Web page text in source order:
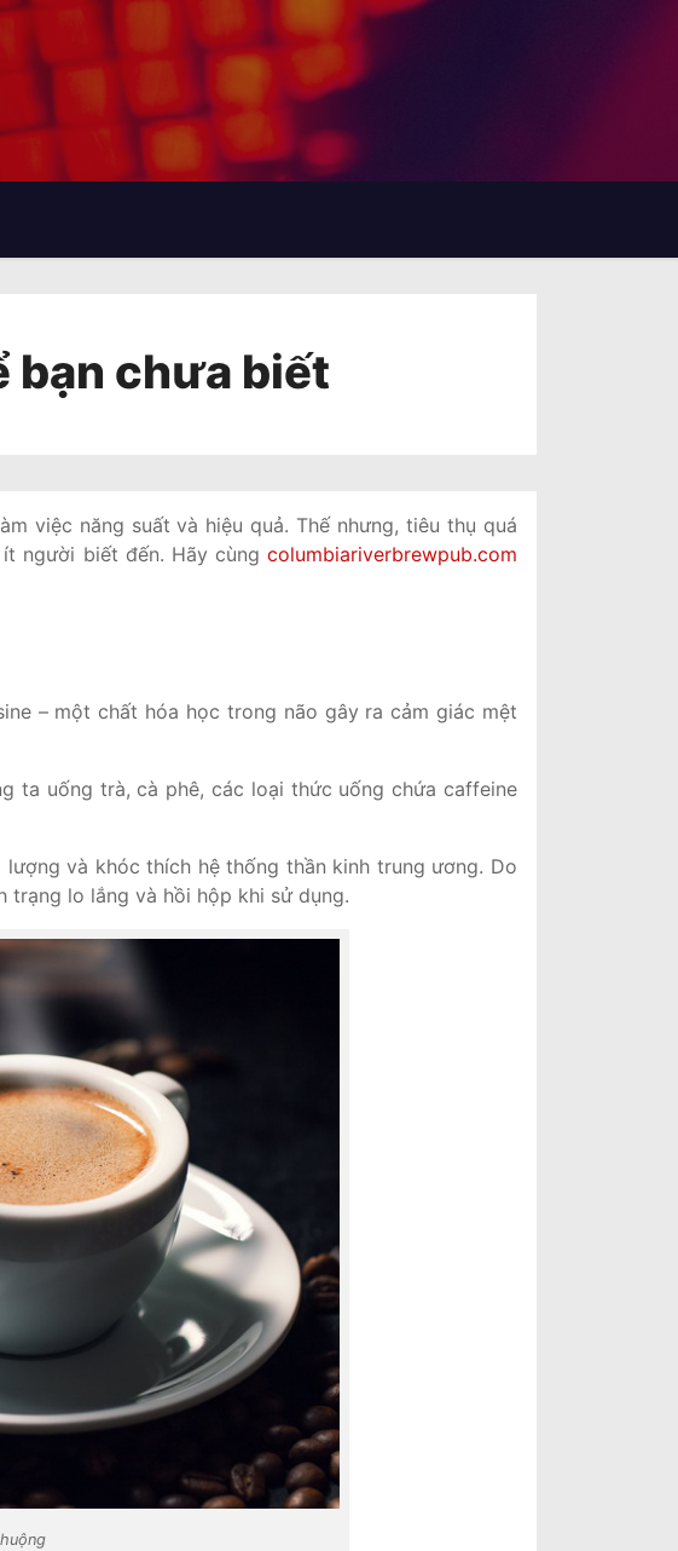
bạn chưa biết
việc năng suất và hiệu quả. Thế nhưng, tiêu thụ quá
người biết đến. Hãy cùng columbiariverbrewpub.com
– một chất hóa học trong não gây ra cảm giác mệt
ta uống trà, cà phê, các loại thức uống chứa caffeine
và khóc thích hệ thống thần kinh trung ương. Do
trạng lo lắng và hồi hộp khi sử dụng.